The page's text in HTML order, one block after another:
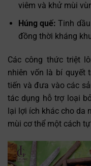
viêm và khử mùi
Húng quế:Tinh
đồng thời kháng
Các công thức triệt
nhiên vốn là bí quyết
tiến và đưa vào các
tác dụng hỗ trợ loại
lại lợi ích khác cho da
mùi cơ thể một cách